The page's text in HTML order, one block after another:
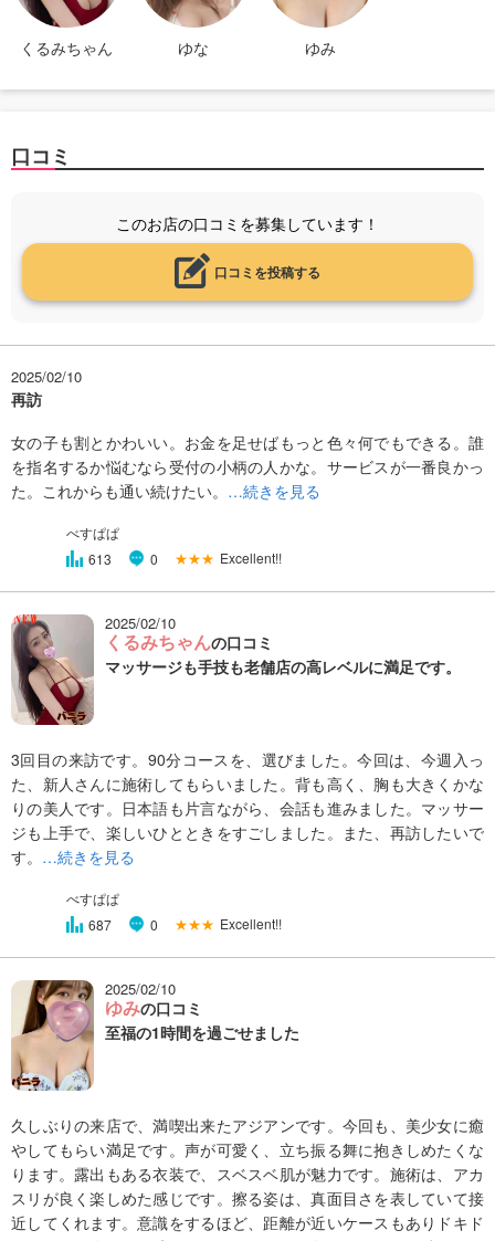
くるみちゃん ゆな ゆみ
口コミ
このお店の口コミを募集しています！
口コミを投稿する
2025/02/10
再訪
女の子も割とかわいい。お金を足せばもっと色々何でもできる。誰
を指名するか悩むなら受付の小柄の人かな。サービスが一番良かっ
た。これからも通い続けたい。 …続きを見る
べすぱぱ
613
0 ★★★ Excellent!!
2025/02/10
くるみちゃんの口コミ
マッサージも手技も老舗店の高レベルに満足です。
3回目の来訪です。90分コースを、選びました。今回は、今週入っ
た、新人さんに施術してもらいました。背も高く、胸も大きくかな
りの美人です。日本語も片言ながら、会話も進みました。マッサー
ジも上手で、楽しいひとときをすごしました。また、再訪したいで
す。 …続きを見る
べすぱぱ
687
0 ★★★ Excellent!!
2025/02/10
ゆみの口コミ
至福の1時間を過ごせました
久しぶりの来店で、満喫出来たアジアンです。今回も、美少女に癒
やしてもらい満足です。声が可愛く、立ち振る舞に抱きしめたくな
ります。露出もある衣装で、スベスベ肌が魅力です。施術は、アカ
スリが良く楽しめた感じです。擦る姿は、真面目さを表していて接
近してくれます。意識をするほど、距離が近いケースもありドキド